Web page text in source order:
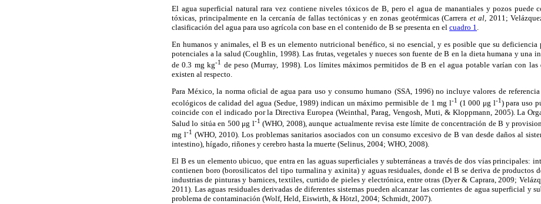
El agua superficial natural rara vez contiene niveles tóxicos de B, pero el agua de manantiales y pozos puede
tóxicas, principalmente en la cercanía de fallas tectónicas y en zonas geotérmicas (Carrera et al, 2011;
clasificación del agua para uso agrícola con base en el contenido de B se presenta en el cuadro 1
En humanos y animales, el B es un elemento nutricional benéfico, si no esencial, y es posible que su deficiencia
potenciales a la salud (Coughlin, 1998). Las frutas, vegetales y nueces son fuente de B en la dieta humana y una
de 0.3 mg kg-1 de peso (Murray, 1998). Los límites máximos permitidos de B en el agua potable varían con las
existen al respecto.
Para México, la norma oficial de agua para uso y consumo humano (SSA, 1996) no incluye valores de
ecológicos de calidad del agua (Sedue, 1989) indican un máximo permisible de 1 mg l-1 (1 000 μg l-1) para uso
coincide con el indicado por la Directiva Europea (Weinthal, Parag, Vengosh, Muti, & Kloppmann, 2005). La
Salud lo sitúa en 500 μg l-1 (WHO, 2008), aunque actualmente revisa este límite de concentración de B y
mg l-1 (WHO, 2010). Los problemas sanitarios asociados con un consumo excesivo de B van desde daños al
intestino), hígado, riñones y cerebro hasta la muerte (Selinus, 2004; WHO, 2008).
El B es un elemento ubicuo, que entra en las aguas superficiales y subterráneas a través de dos vías principales:
contienen boro (borosilicatos del tipo turmalina y axinita) y aguas residuales, donde el B se deriva de productos
industrias de pinturas y barnices, textiles, curtido de pieles y electrónica, entre otras (Dyer & Caprara, 2009;
2011). Las aguas residuales derivadas de diferentes sistemas pueden alcanzar las corrientes de agua superficial y
problema de contaminación (Wolf, Held, Eiswirth, & Hötzl, 2004; Schmidt, 2007).